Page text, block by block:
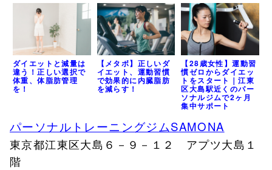
ダイエットと減量は
違う！正しい選択で
体重、体脂肪管理
を！
【メタボ】正しいダ
イエット、運動習慣
で効果的に内臓脂肪
を減らす！
【28歳女性】運動習
慣ゼロからダイエッ
トをスタート｜江東
区大島駅近くのパー
ソナルジムで2ヶ月
集中サポート
パーソナルトレーニングジムSAMONA
東京都江東区大島６－９－１２ アプツ大島１
階